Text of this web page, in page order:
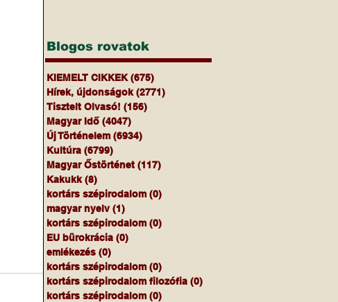
Blogos rovatok
KIEMELT CIKKEK (675)
Hírek, újdonságok (2771)
Tisztelt Olvasó! (156)
Magyar Idő (4047)
Új Történelem (6934)
Kultúra (6799)
Magyar Őstörténet (117)
Kakukk (8)
kortárs szépirodalom (0)
magyar nyelv (1)
kortárs szépirodalom (0)
EU bürokrácia (0)
emlékezés (0)
kortárs szépirodalom (0)
kortárs szépirodalom filozófia (0)
kortárs szépirodalom (0)